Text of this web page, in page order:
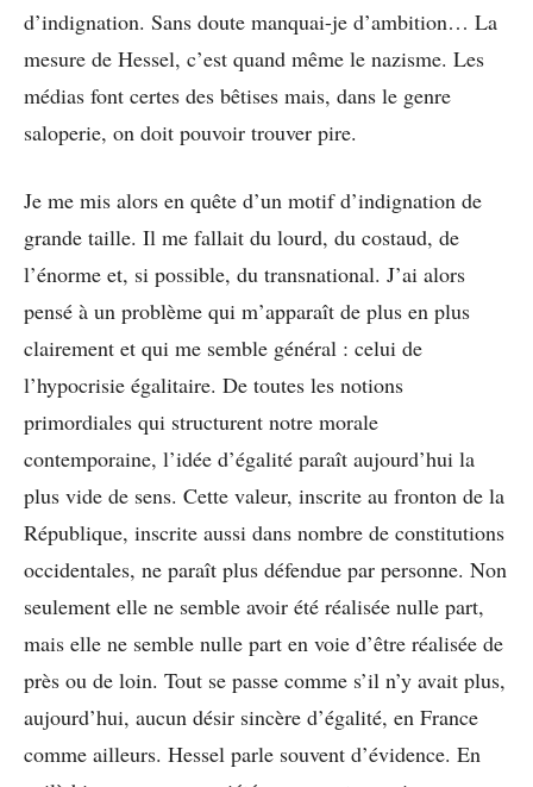
d’indignation. Sans doute manquai-je d’ambition… La
mesure de Hessel, c’est quand même le nazisme. Les
médias font certes des bêtises mais, dans le genre
saloperie, on doit pouvoir trouver pire.
Je me mis alors en quête d’un motif d’indignation de
grande taille. Il me fallait du lourd, du costaud, de
l’énorme et, si possible, du transnational. J’ai alors
pensé à un problème qui m’apparaît de plus en plus
clairement et qui me semble général : celui de
l’hypocrisie égalitaire. De toutes les notions
primordiales qui structurent notre morale
contemporaine, l’idée d’égalité paraît aujourd’hui la
plus vide de sens. Cette valeur, inscrite au fronton de la
République, inscrite aussi dans nombre de constitutions
occidentales, ne paraît plus défendue par personne. Non
seulement elle ne semble avoir été réalisée nulle part,
mais elle ne semble nulle part en voie d’être réalisée de
près ou de loin. Tout se passe comme s’il n’y avait plus,
aujourd’hui, aucun désir sincère d’égalité, en France
comme ailleurs. Hessel parle souvent d’évidence. En